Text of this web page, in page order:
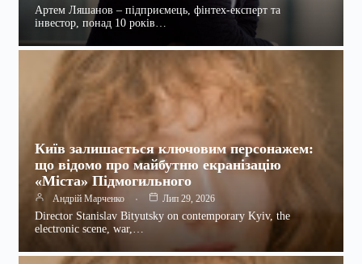
Артем Ляшанов – підприємець, фінтех-експерт та
інвестор, понад 10 років…
Київ залишається ключовим персонажем:
що відомо про майбутню екранізацію
«Міста» Підмогильного
Андрій Марченко Лип 29, 2026
Director Stanislav Bityutsky on contemporary Kyiv, the
electronic scene, war,…